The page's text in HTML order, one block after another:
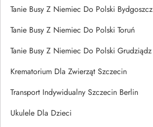
Tanie Busy Z Niemiec Do Polski Bydgoszcz
Tanie Busy Z Niemiec Do Polski Toruń
Tanie Busy Z Niemiec Do Polski Grudziądz
Krematorium Dla Zwierząt Szczecin
Transport Indywidualny Szczecin Berlin
Ukulele Dla Dzieci